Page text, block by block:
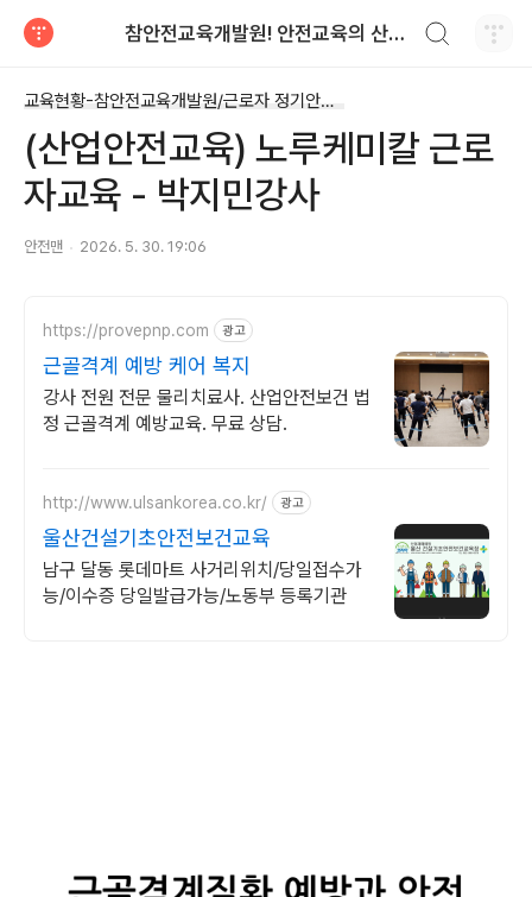
참안전교육개발원! 안전교육의 산실~
교육현황-참안전교육개발원/근로자 정기안전교육
(산업안전교육) 노루케미칼 근로
자교육 - 박지민강사
안전맨 2026. 5. 30. 19:06
https://provepnp.com 광고
근골격계 예방 케어 복지
강사 전원 전문 물리치료사. 산업안전보건 법
정 근골격계 예방교육. 무료 상담.
http://www.ulsankorea.co.kr/ 광고
울산건설기초안전보건교육
남구 달동 롯데마트 사거리위치/당일접수가
능/이수증 당일발급가능/노동부 등록기관